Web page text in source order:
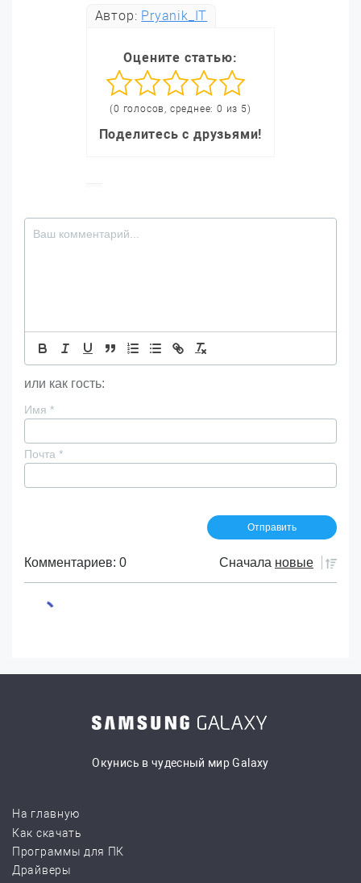
Автор: Pryanik_IT
Оцените статью:
(0 голосов, среднее: 0 из 5)
Поделитесь с друзьями!
или как гость:
Имя *
Почта *
Комментариев: 0 Сначала новые
Окунись в чудесный мир Galaxy
На главную
Как скачать
Программы для ПК
Драйверы